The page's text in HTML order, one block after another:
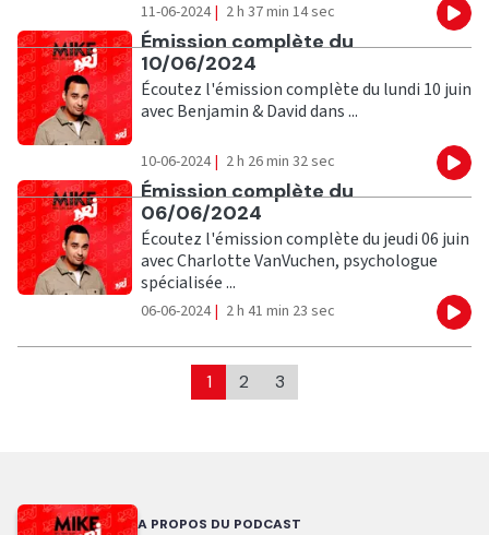
11-06-2024 | 2 h 37 min 14 sec
Ecouter
Émission complète du
10/06/2024
Écoutez l'émission complète du lundi 10 juin
avec Benjamin & David dans ...
10-06-2024 | 2 h 26 min 32 sec
Ecouter
Émission complète du
06/06/2024
Écoutez l'émission complète du jeudi 06 juin
avec Charlotte VanVuchen, psychologue
spécialisée ...
06-06-2024 | 2 h 41 min 23 sec
1 2 3
A PROPOS DU PODCAST